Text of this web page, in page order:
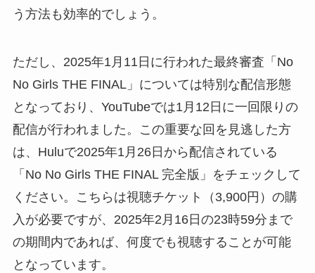
う方法も効率的でしょう。
ただし、2025年1月11日に行われた最終審査「No
No Girls THE FINAL」については特別な配信形態
となっており、YouTubeでは1月12日に一回限りの
配信が行われました。この重要な回を見逃した方
は、Huluで2025年1月26日から配信されている
「No No Girls THE FINAL 完全版」をチェックして
ください。こちらは視聴チケット（3,900円）の購
入が必要ですが、2025年2月16日の23時59分まで
の期間内であれば、何度でも視聴することが可能
となっています。